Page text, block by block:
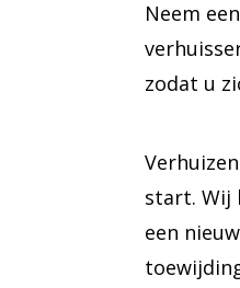
Neem
zodat u
start. Wij
een